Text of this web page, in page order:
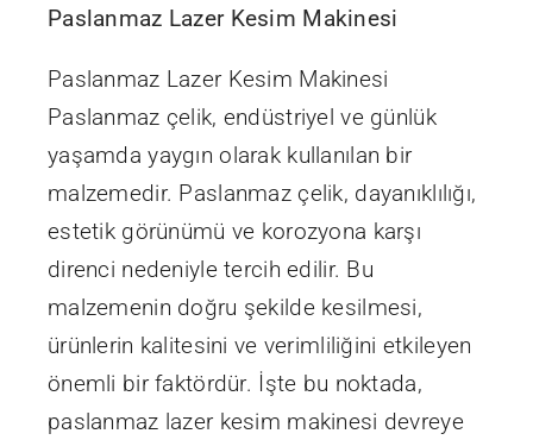
Paslanmaz Lazer Kesim Makinesi
Paslanmaz Lazer Kesim Makinesi
Paslanmaz çelik, endüstriyel ve günlük
yaşamda yaygın olarak kullanılan bir
malzemedir. Paslanmaz çelik, dayanıklılığı,
estetik görünümü ve korozyona karşı
direnci nedeniyle tercih edilir. Bu
malzemenin doğru şekilde kesilmesi,
ürünlerin kalitesini ve verimliliğini etkileyen
önemli bir faktördür. İşte bu noktada,
paslanmaz lazer kesim makinesi devreye